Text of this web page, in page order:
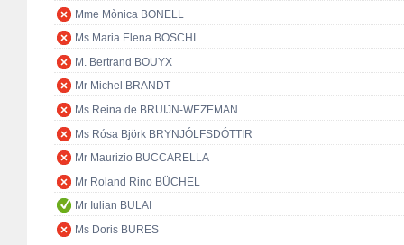
Mme Mònica BONELL
Ms Maria Elena BOSCHI
M. Bertrand BOUYX
Mr Michel BRANDT
Ms Reina de BRUIJN-WEZEMAN
Ms Rósa Björk BRYNJÓLFSDÓTTIR
Mr Maurizio BUCCARELLA
Mr Roland Rino BÜCHEL
Mr Iulian BULAI
Ms Doris BURES